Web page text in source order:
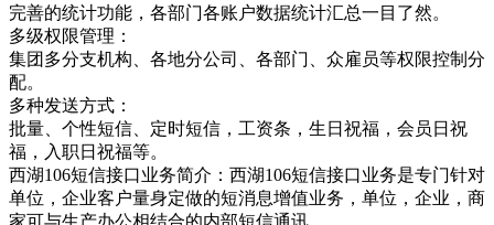
完善的统计功能，各部门各账户数据统计汇总一目了然。
多级权限管理：
集团多分支机构、各地分公司、各部门、众雇员等权限控制分
配。
多种发送方式：
批量、个性短信、定时短信，工资条，生日祝福，会员日祝
福，入职日祝福等。
西湖106短信接口业务简介：西湖106短信接口业务是专门针对
单位，企业客户量身定做的短消息增值业务，单位，企业，商
家可与生产办公相结合的内部短信通讯，